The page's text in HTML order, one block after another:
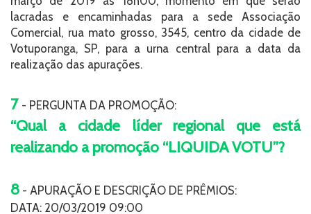
lacradas e encaminhadas para a sede Associação
Comercial, rua mato grosso, 3545, centro da cidade de
Votuporanga, SP, para a urna central para a data da
realização das apurações.
7 - PERGUNTA DA PROMOÇÃO:
“Qual a cidade líder regional que está
realizando a promoção “LIQUIDA VOTU”?
8 - APURAÇÃO E DESCRIÇÃO DE PRÊMIOS:
DATA: 20/03/2019 09:00